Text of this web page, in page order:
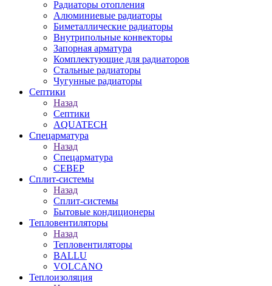
Радиаторы отопления
Алюминиевые радиаторы
Биметаллические радиаторы
Внутрипольные конвекторы
Запорная арматура
Комплектующие для радиаторов
Стальные радиаторы
Чугунные радиаторы
Септики
Назад
Септики
AQUATECH
Спецарматура
Назад
Спецарматура
СЕВЕР
Сплит-системы
Назад
Сплит-системы
Бытовые кондиционеры
Тепловентиляторы
Назад
Тепловентиляторы
BALLU
VOLCANO
Теплоизоляция